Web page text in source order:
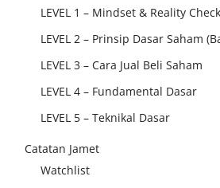
LEVEL 1 – Mindset & Reality
LEVEL 2 – Prinsip Dasar Saham
LEVEL 3 – Cara Jual Beli Saham
LEVEL 4 – Fundamental Dasar
LEVEL 5 – Teknikal Dasar
Catatan Jamet
Watchlist